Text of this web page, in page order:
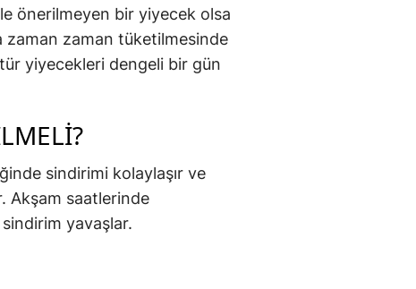
önerilmeyen bir yiyecek olsa
zaman zaman tüketilmesinde
yiyecekleri dengeli bir gün
sindirimi kolaylaşır ve
Akşam saatlerinde
yavaşlar.